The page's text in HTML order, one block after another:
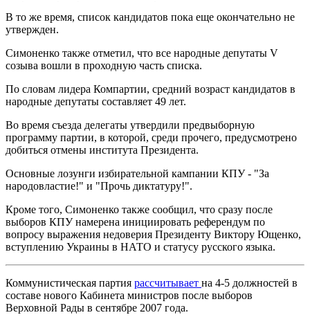
В то же время, список кандидатов пока еще окончательно не
утвержден.
Симоненко также отметил, что все народные депутаты V
созыва вошли в проходную часть списка.
По словам лидера Компартии, средний возраст кандидатов в
народные депутаты составляет 49 лет.
Во время съезда делегаты утвердили предвыборную
программу партии, в которой, среди прочего, предусмотрено
добиться отмены института Президента.
Основные лозунги избирательной кампании КПУ - "За
народовластие!" и "Прочь диктатуру!".
Кроме того, Симоненко также сообщил, что сразу после
выборов КПУ намерена инициировать референдум по
вопросу выражения недоверия Президенту Виктору Ющенко,
вступлению Украины в НАТО и статусу русского языка.
Коммунистическая партия рассчитывает на 4-5 должностей в
составе нового Кабинета министров после выборов
Верховной Рады в сентябре 2007 года.